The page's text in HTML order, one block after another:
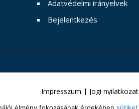
Adatvédelmi irányelvek
Bejelentkezés
Impresszum | Jogi nyilatkozat